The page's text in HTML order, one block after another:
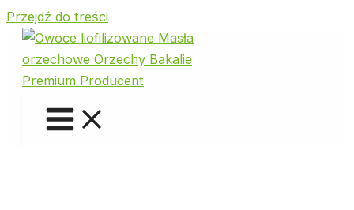
Przejdź do treści